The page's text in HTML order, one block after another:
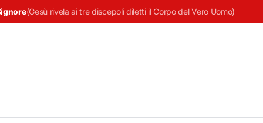
(Gesù rivela ai tre discepoli diletti il Corpo del Vero Uomo)